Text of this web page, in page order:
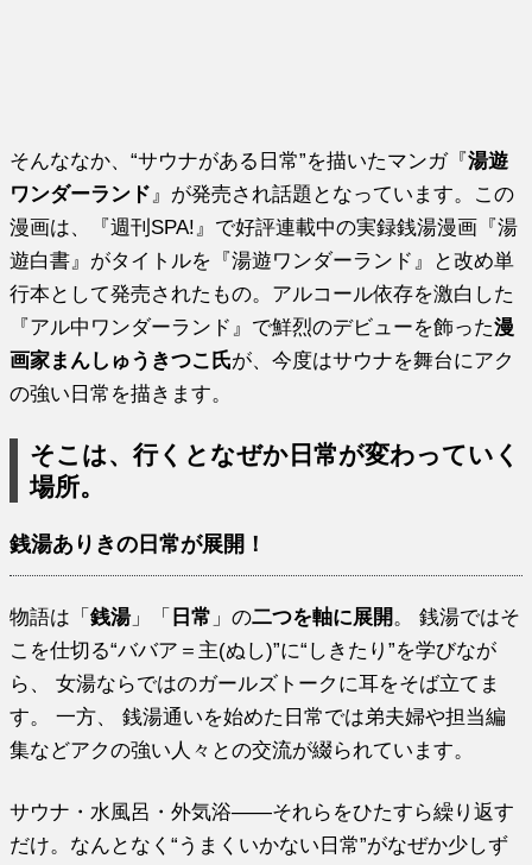
そんななか、“サウナがある日常”を描いたマンガ『湯遊
ワンダーランド 』が発売され話題となっています。この
漫画は、『週刊SPA!』で好評連載中の実録銭湯漫画『湯
遊白書』がタイトルを『湯遊ワンダーランド』と改め単
行本として発売されたもの。アルコール依存を激白した
『アル中ワンダーランド』で鮮烈のデビューを飾った漫
画家まんしゅうきつこ氏が、今度はサウナを舞台にアク
の強い日常を描きます。
そこは、行くとなぜか日常が変わっていく
場所。
銭湯ありきの日常が展開！
物語は「銭湯 」「 日常 」の二つを軸に展開 。 銭湯ではそ
こを仕切る“ババア＝主(ぬし)”に“しきたり”を学びなが
ら、 女湯ならではのガールズトークに耳をそば立てま
す。 一方、 銭湯通いを始めた日常では弟夫婦や担当編
集などアクの強い人々との交流が綴られています。
サウナ・水風呂・外気浴――それらをひたすら繰り返す
だけ。なんとなく“うまくいかない日常”がなぜか少しず